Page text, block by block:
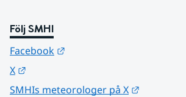
Följ SMHI
Facebook
X
SMHIs meteorologer på X